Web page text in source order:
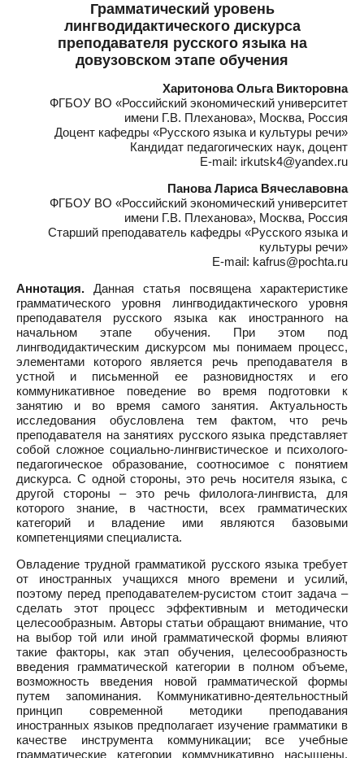
Грамматический уровень
лингводидактического дискурса
преподавателя русского языка на
довузовском этапе обучения
Харитонова Ольга Викторовна
ФГБОУ ВО «Российский экономический университет
имени Г.В. Плеханова», Москва, Россия
Доцент кафедры «Русского языка и культуры речи»
Кандидат педагогических наук, доцент
E-mail: irkutsk4@yandex.ru
Панова Лариса Вячеславовна
ФГБОУ ВО «Российский экономический университет
имени Г.В. Плеханова», Москва, Россия
Старший преподаватель кафедры «Русского языка и
культуры речи»
E-mail: kafrus@pochta.ru
Аннотация. Данная статья посвящена характеристике
грамматического уровня лингводидактического уровня
преподавателя русского языка как иностранного на
начальном этапе обучения. При этом под
лингводидактическим дискурсом мы понимаем процесс,
элементами которого является речь преподавателя в
устной и письменной ее разновидностях и его
коммуникативное поведение во время подготовки к
занятию и во время самого занятия. Актуальность
исследования обусловлена тем фактом, что речь
преподавателя на занятиях русского языка представляет
собой сложное социально-лингвистическое и психолого-
педагогическое образование, соотносимое с понятием
дискурса. С одной стороны, это речь носителя языка, с
другой стороны – это речь филолога-лингвиста, для
которого знание, в частности, всех грамматических
категорий и владение ими являются базовыми
компетенциями специалиста.
Овладение трудной грамматикой русского языка требует
от иностранных учащихся много времени и усилий,
поэтому перед преподавателем-русистом стоит задача –
сделать этот процесс эффективным и методически
целесообразным. Авторы статьи обращают внимание, что
на выбор той или иной грамматической формы влияют
такие факторы, как этап обучения, целесообразность
введения грамматической категории в полном объеме,
возможность введения новой грамматической формы
путем запоминания. Коммуникативно-деятельностный
принцип современной методики преподавания
иностранных языков предполагает изучение грамматики в
качестве инструмента коммуникации; все учебные
грамматические категории коммуникативно насыщены.